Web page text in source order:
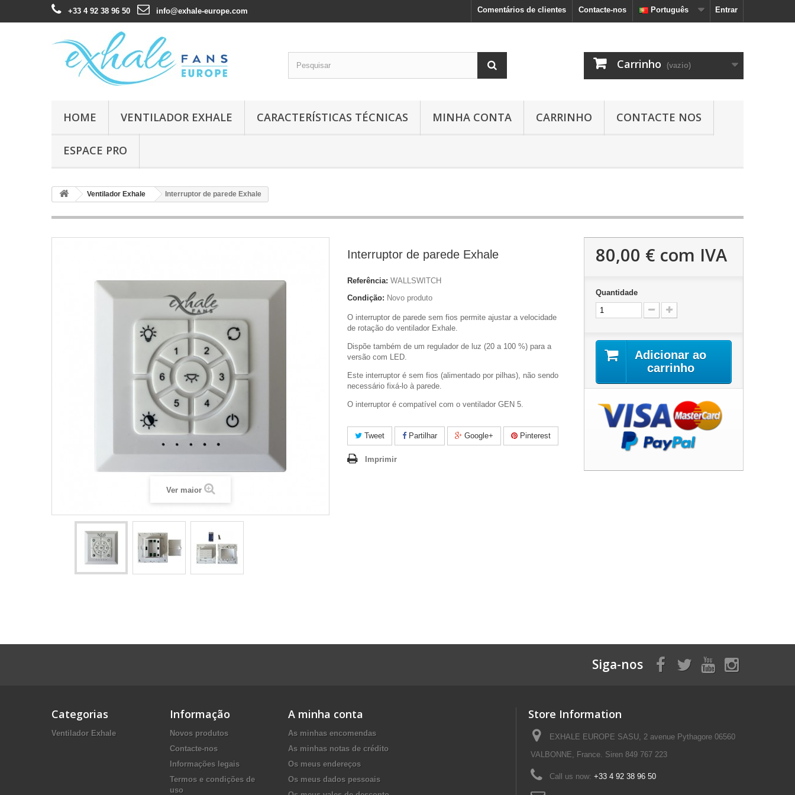
Entrar
Português
Contacte-nos
Comentários de clientes
+33 4 92 38 96 50 info@exhale-europe.com
Carrinho (vazio)
HOME VENTILADOR EXHALE CARACTERÍSTICAS TÉCNICAS MINHA CONTA CARRINHO CONTACTE NOS
ESPACE PRO
Ventilador Exhale Interruptor de parede Exhale
Ver maior
Interruptor de parede Exhale
Referência: WALLSWITCH
Condição: Novo produto
O interruptor de parede sem fios permite ajustar a velocidade
de rotação do ventilador Exhale.
Dispõe também de um regulador de luz (20 a 100 %) para a
versão com LED.
Este interruptor é sem fios (alimentado por pilhas), não sendo
necessário fixá-lo à parede.
O interruptor é compatível com o ventilador GEN 5.
Tweet Partilhar Google+ Pinterest
Imprimir
80,00 € com IVA
Quantidade
Adicionar ao
carrinho
Siga-nos
Categorias
Ventilador Exhale
Informação
Novos produtos
Contacte-nos
Informações legais
Termos e condições de
uso
A minha conta
As minhas encomendas
As minhas notas de crédito
Os meus endereços
Os meus dados pessoais
Store Information
EXHALE EUROPE SASU, 2 avenue Pythagore 06560
VALBONNE, France. Siren 849 767 223
Call us now: +33 4 92 38 96 50